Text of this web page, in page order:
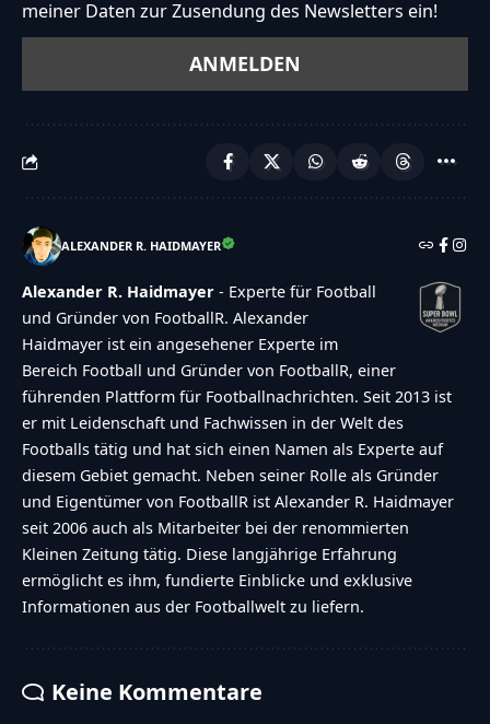
meiner Daten zur Zusendung des Newsletters ein!
ALEXANDER R. HAIDMAYER
Alexander R. Haidmayer - Experte für Football
und Gründer von FootballR. Alexander
Haidmayer ist ein angesehener Experte im
Bereich Football und Gründer von FootballR, einer
führenden Plattform für Footballnachrichten. Seit 2013 ist
er mit Leidenschaft und Fachwissen in der Welt des
Footballs tätig und hat sich einen Namen als Experte auf
diesem Gebiet gemacht. Neben seiner Rolle als Gründer
und Eigentümer von FootballR ist Alexander R. Haidmayer
seit 2006 auch als Mitarbeiter bei der renommierten
Kleinen Zeitung tätig. Diese langjährige Erfahrung
ermöglicht es ihm, fundierte Einblicke und exklusive
Informationen aus der Footballwelt zu liefern.
Keine Kommentare